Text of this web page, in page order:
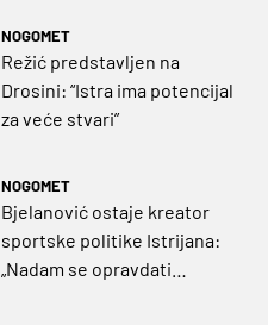
mlade”
NOGOMET
Režić predstavljen na
Drosini: “Istra ima potencijal
za veće stvari”
NOGOMET
Bjelanović ostaje kreator
sportske politike Istrijana:
„Nadam se opravdati